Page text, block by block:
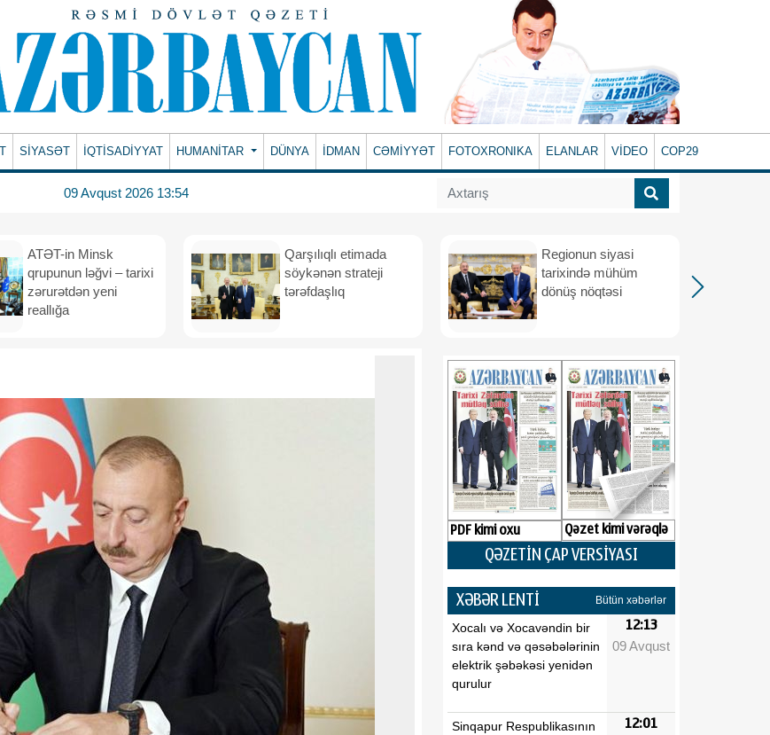
SİYASƏT İQTİSADİYYAT HUMANITAR DÜNYA İDMAN CƏMİYYƏT FOTOXRONIKA ELANLAR VİDEO COP29
09 Avqust 2026 13:54
ATƏT-in Minsk
qrupunun ləğvi – tarixi
zərurətdən yeni
reallığa
Qarşılıqlı etimada
söykənən strateji
tərəfdaşlıq
Regionun siyasi
tarixində mühüm
dönüş nöqtəsi
PDF kimi oxu Qəzet kimi vərəqlə
QƏZETİN ÇAP VERSİYASI
XƏBƏR LENTİ Bütün xəbərlər
Xocalı və Xocavəndin bir
sıra kənd və qəsəbələrinin
elektrik şəbəkəsi yenidən
qurulur
12:13
09 Avqust
Sinqapur Respublikasının
12:01